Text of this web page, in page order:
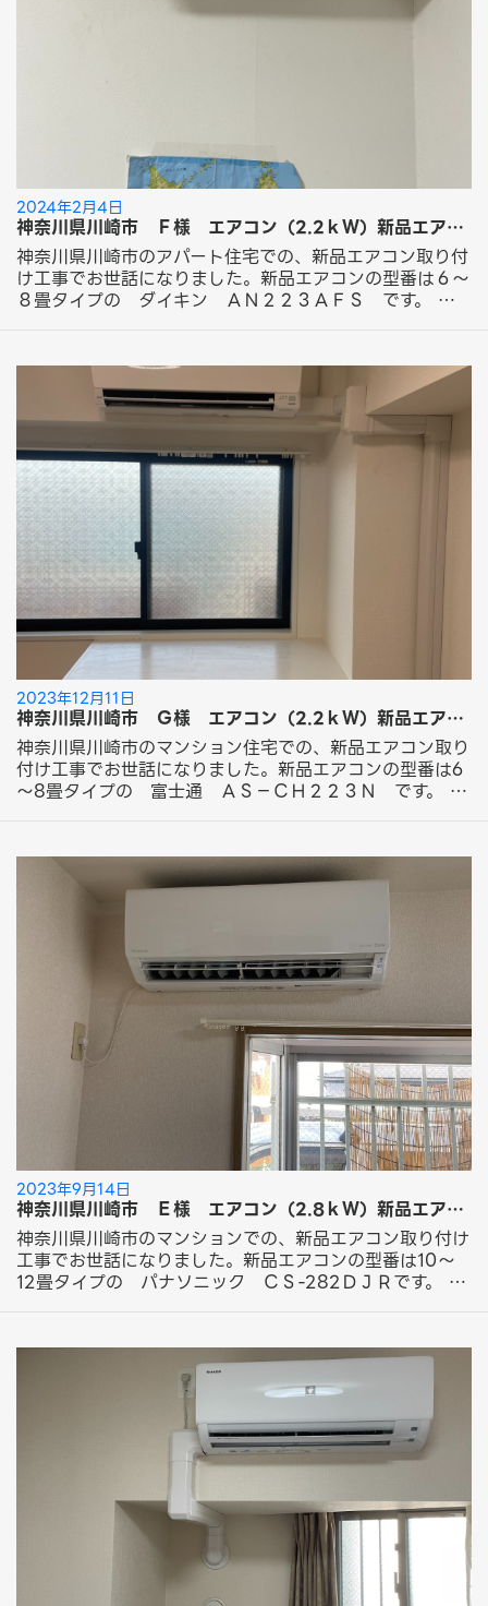
（税込） 化粧カバー取り外し・再利用 室内用化粧カバー
2024年2月4日
神奈川県川崎市 Ｆ様 エアコン（2.2ｋＷ）新品エアコン取り付け工事のご依頼ありがとうございました。
神奈川県川崎市のアパート住宅での、新品エアコン取り付
け工事でお世話になりました。新品エアコンの型番は６～
８畳タイプの ダイキン ＡＮ２２３ＡＦＳ です。 室
内機の取り付け場所は既存で配管穴があいてましたので、
きました。これで室内の配管露出はありません。 外側の
室外機は地上床置きで設置です。外側の室外カバー既存設
置されてをましたのでそれを再利用する形で取り付けさせ
付け工事」にてエアコン取り付け工事のご依頼ありがとう
ございました。 フォーラムサービスのエアコン工事をご
紹介！ 今回ご依頼の工事はこちら！ 新品エアコン取り付
け工事 14,300円～（税込） 化粧カバー取り外し・再利
用
2023年12月11日
神奈川県川崎市 Ｇ様 エアコン（2.2ｋＷ）新品エアコン取り付け化粧カバーパック工事のご依頼ありがとうございました。
神奈川県川崎市のマンション住宅での、新品エアコン取り
付け工事でお世話になりました。新品エアコンの型番は6
～8畳タイプの 富士通 ＡＳ－ＣＨ２２３Ｎ です。 室
内機の取り付け場所は窓上の梁部分に設置し、配管穴が梁
あたり、曲がり部材５ヶ使用して取り付けさせていただき
用置き場所に設置です。外側の化粧カバーは下穴でしたの
「新品エアコン取り付け化粧カバーパック工事」にてエア
コン取り付け工事のご依頼ありがとうございました。 フ
ォーラムサービスのエアコン工事をご紹介！ 今回ご依頼
の工事はこちら！ 新品エアコン取り付け工事 化粧カバー
パック 18,700円～（税込）
2023年9月14日
神奈川県川崎市 Ｅ様 エアコン（2.8ｋＷ）新品エアコン取り付け工事のご依頼ありがとうございました。
神奈川県川崎市のマンションでの、新品エアコン取り付け
工事でお世話になりました。新品エアコンの型番は10～
12畳タイプの パナソニック ＣＳ-282ＤＪＲです。 室
内機の取り付け場所は窓上部分に設置し、既存で配管穴が
り付けさせていただきました。 外側の室外機は地上床置
きで設置です。今回はご依頼は化粧カバーのご依頼はなく
配管はテープ巻き仕上げの標準工事で取り付けさせていた
事」にてエアコン取り付け工事のご依頼ありがとうござい
事 14,300円～（税込）